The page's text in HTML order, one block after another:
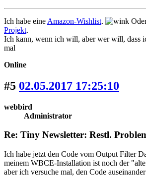
Ich habe eine Amazon-Wishlist.
Projekt.
Ich kann, wenn ich will, aber wer will, dass
mal
Online
#5 02.05.2017 17:25:10
webbird
Administrator
Re: Tiny Newsletter: Restl.
Ich habe jetzt den Code vom Output Filter
meinem WBCE-Installation ist noch der
aber ich versuche mal, den Code